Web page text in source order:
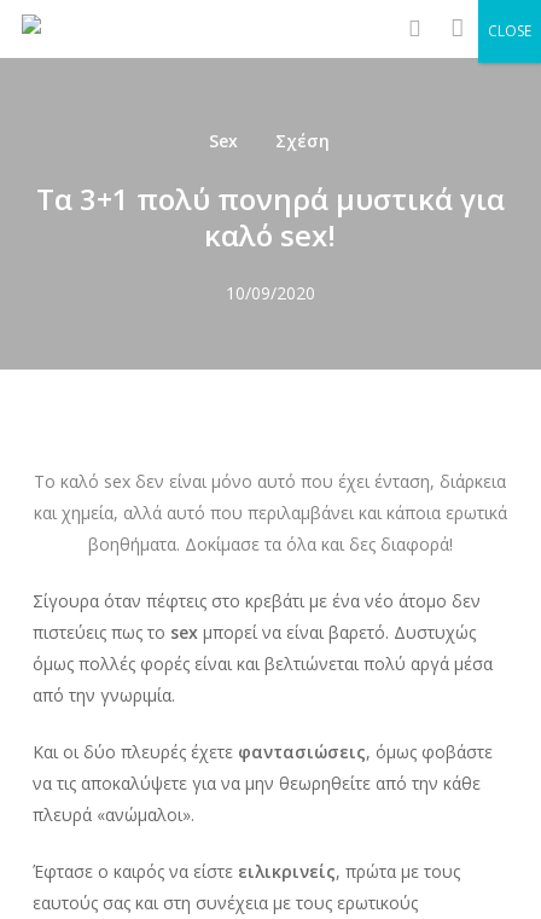
Skip
search
Sex Σχέση
Τα 3+1 πολύ πονηρά μυστικά για
καλό sex!
10/09/2020
Το καλό sex δεν είναι μόνο αυτό που έχει ένταση, διάρκεια
και χημεία, αλλά αυτό που περιλαμβάνει και κάποια ερωτικά
βοηθήματα. Δοκίμασε τα όλα και δες διαφορά!
Σίγουρα όταν πέφτεις στο κρεβάτι με ένα νέο άτομο δεν
πιστεύεις πως το sexμπορεί να είναι βαρετό. Δυστυχώς
όμως πολλές φορές είναι και βελτιώνεται πολύ αργά μέσα
από την γνωριμία.
Και οι δύο πλευρές έχετε φαντασιώσεις, όμως φοβάστε
να τις αποκαλύψετε για να μην θεωρηθείτε από την κάθε
πλευρά «ανώμαλοι».
Έφτασε ο καιρός να είστε ειλικρινείς, πρώτα με τους
εαυτούς σας και στη συνέχεια με τους ερωτικούς
CLOSE